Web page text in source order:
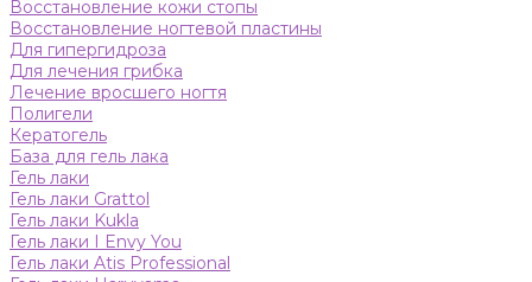
Восстановление кожи стопы
Восстановление ногтевой пластины
Для гипергидроза
Для лечения грибка
Лечение вросшего ногтя
Полигели
Кератогель
База для гель лака
Гель лаки
Гель лаки Grattol
Гель лаки Kukla
Гель лаки I Envy You
Гель лаки Atis Professional